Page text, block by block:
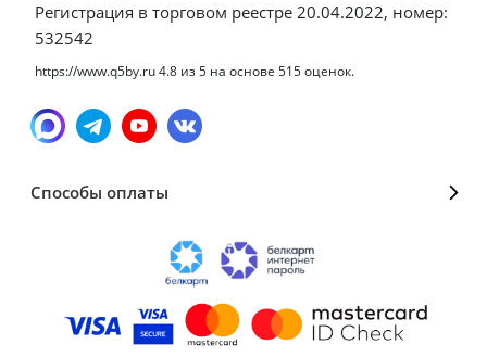
Регистрация в торговом реестре 20.04.2022, номер:
532542
https://www.q5by.ru4.8 из5 на основе 515оценок.
Способы оплаты